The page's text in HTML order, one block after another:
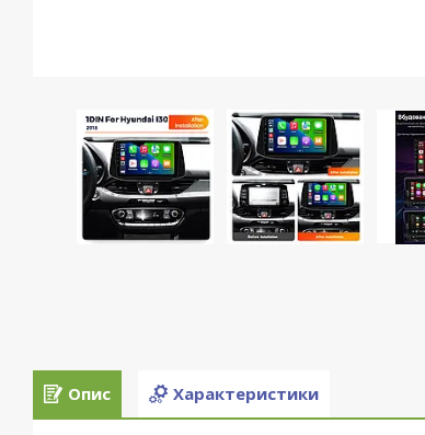
Опис Характеристики